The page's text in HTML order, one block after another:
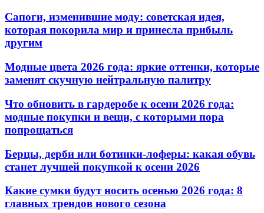
Сапоги, изменившие моду: советская идея,
которая покорила мир и принесла прибыль
другим
Модные цвета 2026 года: яркие оттенки, которые
заменят скучную нейтральную палитру
Что обновить в гардеробе к осени 2026 года:
модные покупки и вещи, с которыми пора
попрощаться
Берцы, дерби или ботинки-лоферы: какая обувь
станет лучшей покупкой к осени 2026
Какие сумки будут носить осенью 2026 года: 8
главных трендов нового сезона